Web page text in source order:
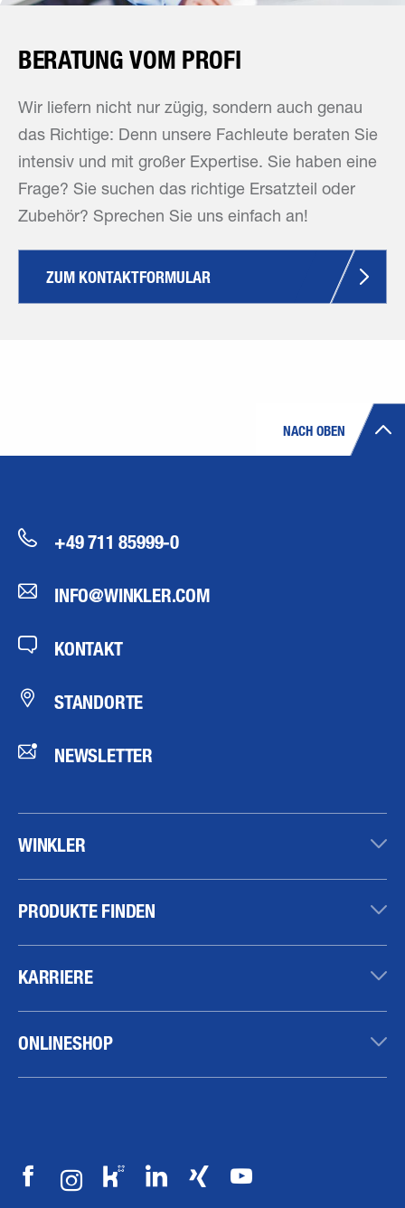
BERATUNG VOM PROFI
Wir liefern nicht nur zügig, sondern auch genau
das Richtige: Denn unsere Fachleute beraten Sie
intensiv und mit großer Expertise. Sie haben eine
Frage? Sie suchen das richtige Ersatzteil oder
Zubehör? Sprechen Sie uns einfach an!
ZUM KONTAKTFORMULAR
NACH OBEN
+49 711 85999-0
INFO@WINKLER.COM
KONTAKT
STANDORTE
NEWSLETTER
WINKLER
PRODUKTE FINDEN
KARRIERE
ONLINESHOP